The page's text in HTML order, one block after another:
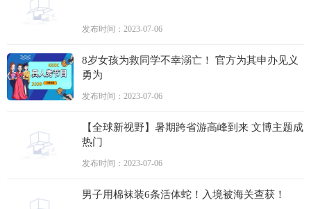
发布时间：2023-07-06
8岁女孩为救同学不幸溺亡！ 官方为其申办见义
勇为
发布时间：2023-07-06
【全球新视野】暑期跨省游高峰到来 文博主题成
热门
发布时间：2023-07-06
男子用棉袜装6条活体蛇！入境被海关查获！